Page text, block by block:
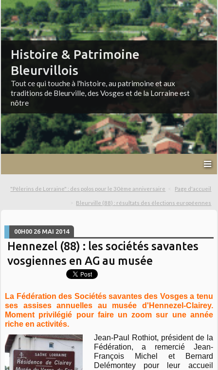
Histoire & Patrimoine
Bleurvillois
Tout ce qui touche à l'histoire, au patrimoine et aux
traditions de Bleurville, des Vosges et de la Lorraine est
nôtre
"Pèlerins de Lorraine" : des polos pour le 30ème anniversaire Page d'accueil
Bleurville (88) : résultats des élections européennes
00H00 26 MAI 2014
Hennezel (88) : les sociétés savantes
vosgiennes en AG au musée
La Fédération des Sociétés savantes des Vosges a tenu
ses assises annuelles au musée d'Hennezel-Clairey.
Moment privilégié pour faire un zoom sur une année
riche en activités.
Jean-Paul Rothiot, président de la
Fédération, a remercié Jean-
François Michel et Bernard
Delémontey pour leur accueil